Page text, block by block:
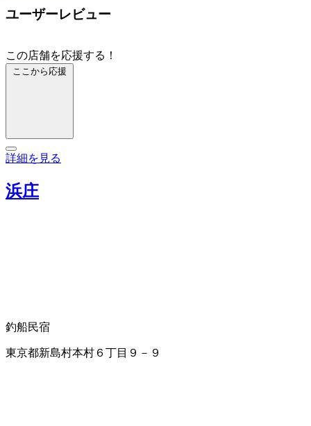
ユーザーレビュー
この店舗を応援する！
ここから応援
詳細を見る
浜庄
釣船民宿
東京都新島村本村６丁目９－９